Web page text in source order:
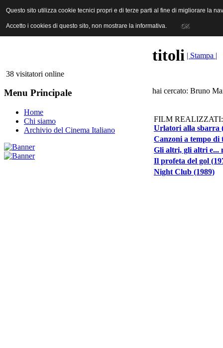
ANICA | Associazione Nazionale Industrie Cinematografiche
38 visitatori online
Menu Principale
Home
Chi siamo
Archivio del Cinema Italiano
titoli | Stampa |
hai cercato: Bruno
FILM REALIZZATI:
Urlatori alla sbarra
Canzoni a tempo di
Gli altri, gli altri e...
Il profeta del gol
Night Club (1989)
Questo sito utilizza cookie tecnici propri e di terze parti al fine di migliorare la
Accetto i cookies di questo sito, non mostrare la informativa. OK
Questo sito utilizza cookie tecnici propri e di terze parti al fine di migliorare la
Accetto i cookies di questo sito, non mostrare la informativa. OK